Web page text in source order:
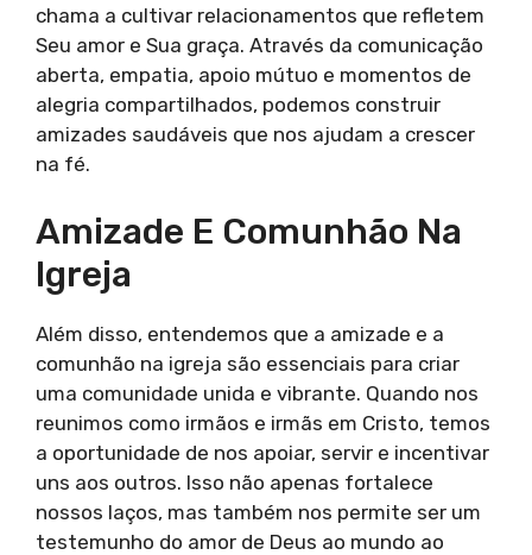
chama a cultivar relacionamentos que refletem
Seu amor e Sua graça. Através da comunicação
aberta, empatia, apoio mútuo e momentos de
alegria compartilhados, podemos construir
amizades saudáveis que nos ajudam a crescer
na fé.
Amizade E Comunhão Na
Igreja
Além disso, entendemos que a amizade e a
comunhão na igreja são essenciais para criar
uma comunidade unida e vibrante. Quando nos
reunimos como irmãos e irmãs em Cristo, temos
a oportunidade de nos apoiar, servir e incentivar
uns aos outros. Isso não apenas fortalece
nossos laços, mas também nos permite ser um
testemunho do amor de Deus ao mundo ao